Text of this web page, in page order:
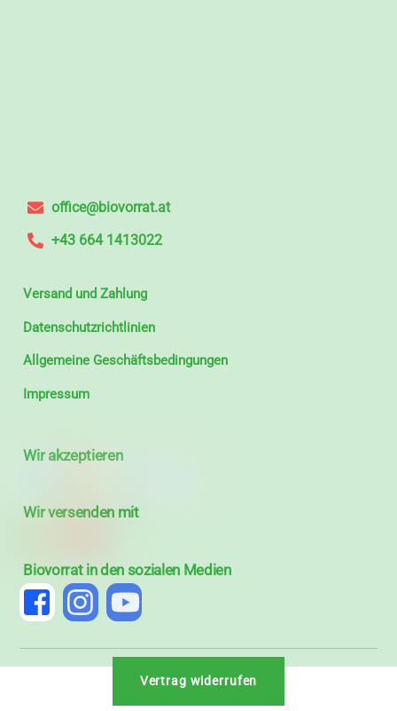
office@biovorrat.at
+43 664 1413022
Versand und Zahlung
Datenschutzrichtlinien
Allgemeine Geschäftsbedingungen
Impressum
Wir akzeptieren
Wir versenden mit
Biovorrat in den sozialen Medien
Vertrag widerrufen